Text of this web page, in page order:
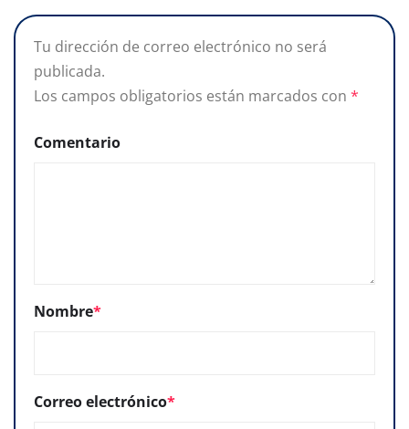
Tu dirección de correo electrónico no será
publicada.
Los campos obligatorios están marcados con *
Comentario
Nombre*
Correo electrónico*